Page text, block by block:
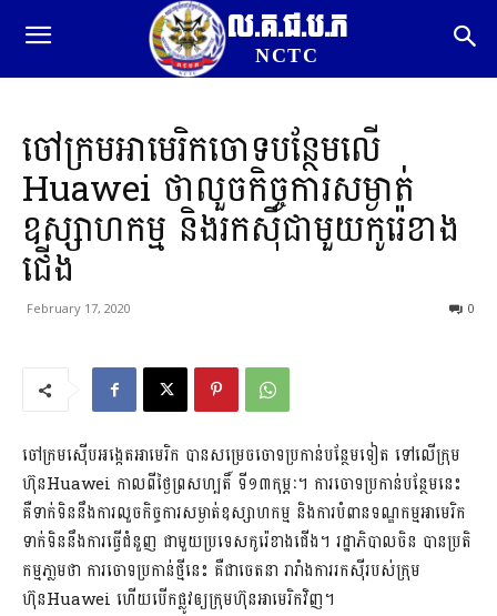
ល.គ.ជ.ប.ភ
NCTC
ចៅក្រម​អាមេរិក​ចោទ​បន្ថែម​លើ​
Huawei ថា​លួច​កិច្ចការ​សម្ងាត់​
ឧស្សាហកម្ម ​និង​រកស៊ី​ជាមួយ​កូរ៉េ​ខាង
ជើង
February 17, 2020 0
ចៅក្រមស៊ើបអង្កេតអាមេរិក បាន​សម្រេចចោទប្រកាន់បន្ថែមទៀត ទៅលើក្រុម
ហ៊ុនHuawei កាលពីថ្ងៃព្រសហ្បតិ៍ ទី១៣កុម្ភៈ។ ការចោទប្រកាន់បន្ថែមនេះ
គឺទាក់ទិននឹងការលួចកិច្ចការសម្ងាត់​ឧស្សាហកម្ម និងការបំពានទណ្ឌកម្មអាមេរិក​
ទាក់ទិននឹងការធ្វើជំនួញ ជាមួយប្រទេសកូរ៉េខាងជើង។ រដ្ឋាភិបាលចិន បានប្រតិ
កម្មភា្លមថា ការចោទប្រកាន់ថ្មីនេះ គឺជាចេតនា រារាំងការរកស៊ីរបស់ក្រុម
ហ៊ុនHuawei ហើយបើកផ្លូវឲ្យក្រុមហ៊ុនអាមេរិកវិញ។